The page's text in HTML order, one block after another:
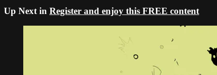
Up Next in Register and enjoy this FREE content